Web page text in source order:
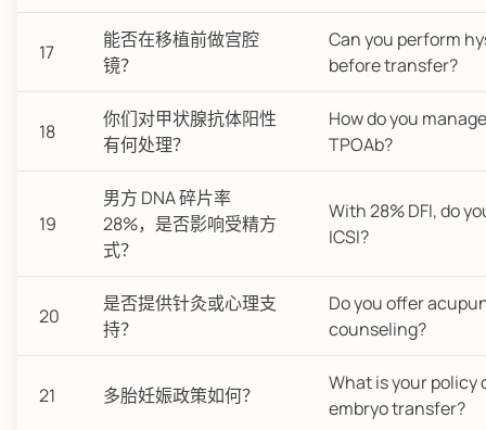
17
能否在移植前做宫腔
镜？
Can you perform
before transfer?
18
你们对甲状腺抗体阳性
有何处理？
How do you
TPOAb?
19
男方 DNA 碎片率
28%，是否影响受精方
式？
With 28% DFI, do
ICSI?
20
是否提供针灸或心理支
持？
Do you offer
counseling?
21 多胎妊娠政策如何？
What is your policy
embryo transfer?